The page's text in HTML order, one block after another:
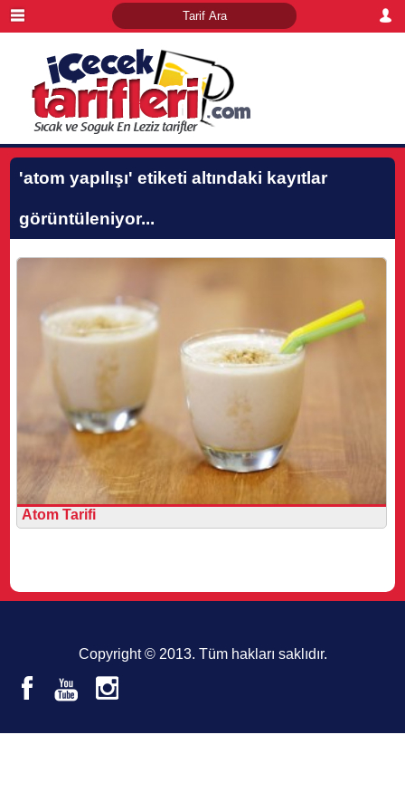
'atom yapılışı' etiketi altındaki kayıtlar
görüntüleniyor...
Atom Tarifi
Copyright © 2013. Tüm hakları saklıdır.